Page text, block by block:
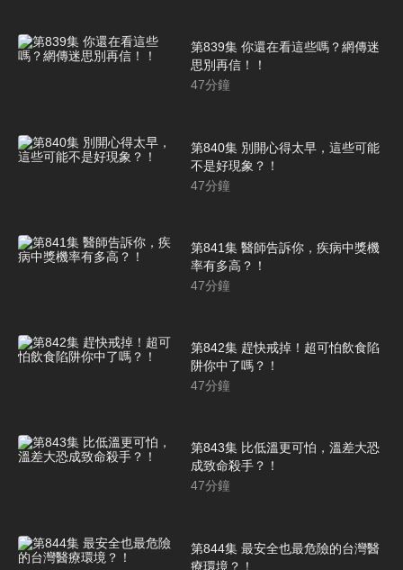
第839集 你還在看這些嗎？網傳迷
思別再信！！
47分鐘
第840集 別開心得太早，這些可能
不是好現象？！
47分鐘
第841集 醫師告訴你，疾病中獎機
率有多高？！
47分鐘
第842集 趕快戒掉！超可怕飲食陷
阱你中了嗎？！
47分鐘
第843集 比低溫更可怕，溫差大恐
成致命殺手？！
47分鐘
第844集 最安全也最危險的台灣醫
療環境？！